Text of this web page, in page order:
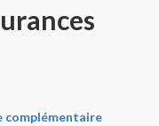
complémentaire